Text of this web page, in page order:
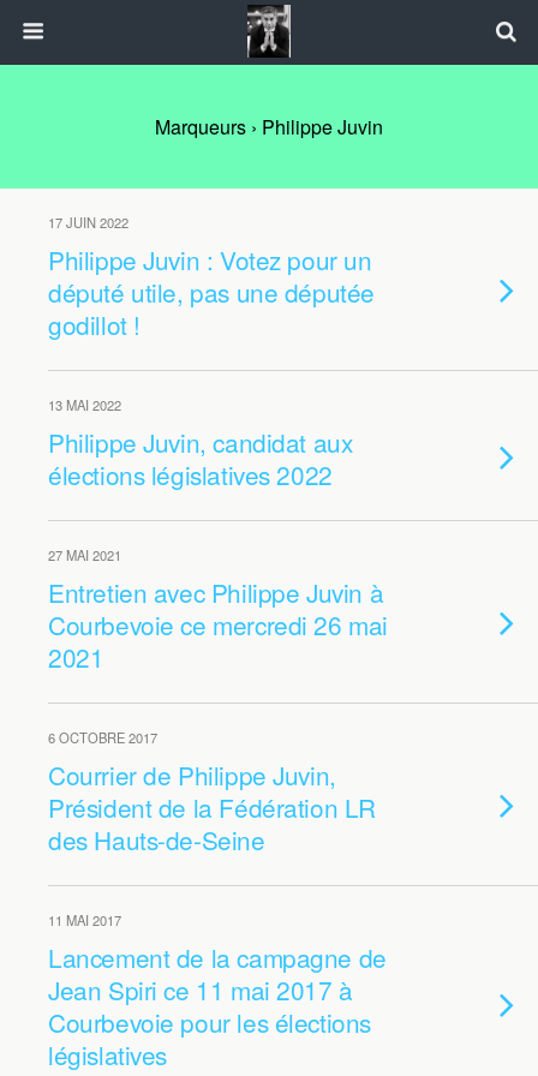
Marqueurs › Philippe Juvin
17 JUIN 2022
Philippe Juvin : Votez pour un
député utile, pas une députée
godillot !
13 MAI 2022
Philippe Juvin, candidat aux
élections législatives 2022
27 MAI 2021
Entretien avec Philippe Juvin à
Courbevoie ce mercredi 26 mai
2021
6 OCTOBRE 2017
Courrier de Philippe Juvin,
Président de la Fédération LR
des Hauts-de-Seine
11 MAI 2017
Lancement de la campagne de
Jean Spiri ce 11 mai 2017 à
Courbevoie pour les élections
législatives